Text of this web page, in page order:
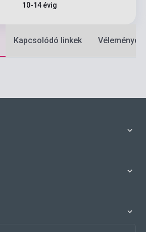
10-14 évig
Kapcsolódó linkek Vélemények